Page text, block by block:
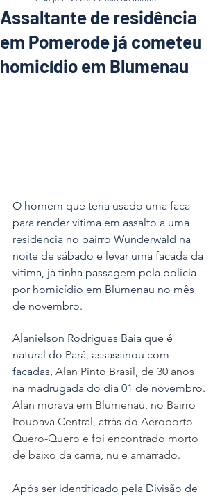
Assaltante de residência
em Pomerode já cometeu
homicídio em Blumenau
O homem que teria usado uma faca
para render vitima em assalto a uma
residencia no bairro Wunderwald na
noite de sábado e levar uma facada da
vitima, já tinha passagem pela policia
por homicídio em Blumenau no mês
de novembro.
Alanielson Rodrigues Baia que é
natural do Pará, assassinou com
facadas, Alan Pinto Brasil, de 30 anos
na madrugada do dia 01 de novembro.
Alan morava em Blumenau, no Bairro
Itoupava Central, atrás do Aeroporto
Quero-Quero e foi encontrado morto
de baixo da cama, nu e amarrado.
Após ser identificado pela Divisão de